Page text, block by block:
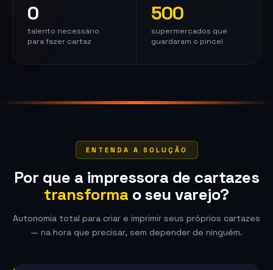
0
talento necessário
para fazer cartaz
500
supermercados que
guardaram o pincel
ENTENDA A SOLUÇÃO
Por que a impressora de cartazes
transforma o seu varejo?
Autonomia total para criar e imprimir seus próprios cartazes
— na hora que precisar, sem depender de ninguém.